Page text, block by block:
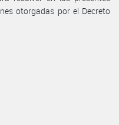
otorgadas por el Decreto